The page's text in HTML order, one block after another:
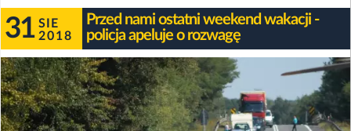
31 SIE
2018
Przed nami ostatni weekend wakacji -
policja apeluje o rozwagę